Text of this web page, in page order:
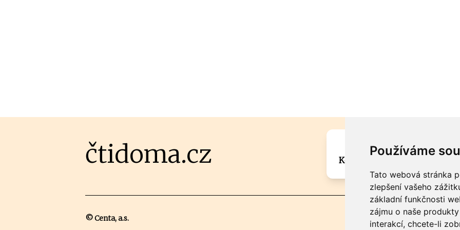
Používáme
Tato webová stránka
zlepšení vašeho
základní funkčnosti
zájmu o naše
interakcí, chcete-li
čtidoma.cz
Máte zajímavou
Kontaktujte šéfredaktora
© Centa, a.s.